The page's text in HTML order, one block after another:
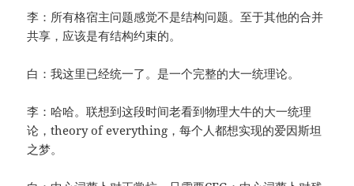
李：所有格宿主问题感觉不是结构问题。至于其他的合并
共享，应该是有结构约束的。
白：我这里已经统一了。是一个完整的大一统理论。
李：哈哈。联想到这段时间老看到物理大牛的大一统理
论，theory of everything，每个人都想实现的爱因斯坦
之梦。